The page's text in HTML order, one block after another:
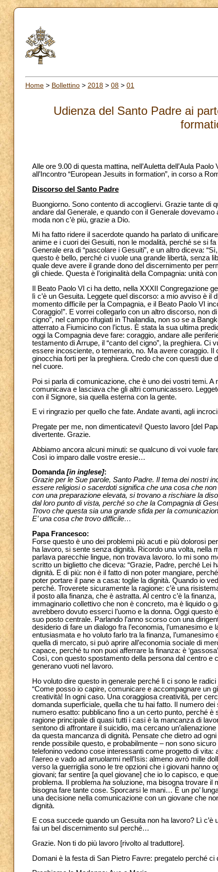
Home > Bollettino > 2018 > 08 > 01
Udienza del Santo Padre ai
Alle ore 9.00 di questa mattina, nell’Auletta dell’Aula
all’Incontro “European Jesuits in formation”, in corso a
Discorso del Santo Padre
Buongiorno. Sono contento di accogliervi. Grazie tante di
andare dal Generale, e quando con il Generale
moda non c’è più, grazie a Dio.
Mi ha fatto ridere il sacerdote quando ha parlato di
anime e i cuori dei Gesuiti, non le modalità, perché se si
Generale era di “pascolare i Gesuiti”, e un altro diceva:
questo è bello, perché ci vuole una grande libertà, senza
quale deve avere il grande dono del discernimento per
gli chiede. Questa è l’originalità della Compagnia: unità
Il Beato Paolo VI ci ha detto, nella XXXII Congregazione
lì c’è un Gesuita. Leggete quel discorso: a mio avviso è
momento difficile per la Compagnia, e il Beato Paolo VI
Coraggio!”. E vorrei collegarlo con un altro discorso, non
cigno”, nel campo rifugiati in Thailandia, non so se a
atterrato a Fiumicino con l’ictus. È stata la sua ultima
oggi la Compagnia deve fare: coraggio, andare alle
testamento di Arrupe, il “canto del cigno”, la preghiera.
essere incosciente, o temerario, no. Ma avere coraggio.
ginocchia forti per la preghiera. Credo che con questi due
nel cuore.
Poi si parla di comunicazione, che è uno dei vostri temi.
comunicava e lasciava che gli altri comunicassero.
con il Signore, sia quella esterna con la gente.
E vi ringrazio per quello che fate. Andate avanti, agli
Pregate per me, non dimenticatevi! Questo lavoro [del
divertente. Grazie.
Abbiamo ancora alcuni minuti: se qualcuno di voi vuole
Così io imparo dalle vostre eresie…
Domanda[in inglese]:
Grazie per le Sue parole, Santo Padre. Il tema dei nostri
essere religiosi o sacerdoti significa che una cosa che
con una preparazione elevata, si trovano a rischiare la
dal loro punto di vista, perché so che la Compagnia di
Trovo che questa sia una grande sfida per la
E’ una cosa che trovo difficile…
Papa Francesco:
Forse questo è uno dei problemi più acuti e più dolorosi
ha lavoro, si sente senza dignità. Ricordo una volta, nella
parlava parecchie lingue, non trovava lavoro. Io mi sono
scritto un biglietto che diceva: “Grazie, Padre, perché Lei
dignità. E di più: non è il fatto di non poter mangiare,
poter portare il pane a casa: toglie la dignità. Quando io
perché. Troverete sicuramente la ragione: c’è una
il posto alla finanza, che è astratta. Al centro c’è la
immaginario collettivo che non è concreto, ma è liquido o
avrebbero dovuto esserci l’uomo e la donna. Oggi
suo posto centrale. Parlando l’anno scorso con una
desiderio di fare un dialogo fra l’economia, l’umanesimo
entusiasmata e ho voluto farlo tra la finanza,
quella di mercato, si può aprire all’economia sociale di
capace, perché tu non puoi afferrare la finanza: è
Così, con questo spostamento della persona dal centro e
generano vuoti nel lavoro.
Ho voluto dire questo in generale perché lì ci sono le
“Come posso io capire, comunicare e accompagnare un
creatività! In ogni caso. Una coraggiosa creatività, per
domanda superficiale, quella che tu hai fatto. Il numero
numero esatto: pubblicano fino a un certo punto, perché
ragione principale di quasi tutti i casi è la mancanza di
sentono di affrontare il suicidio, ma cercano
da questa mancanza di dignità. Pensate che dietro ad
rende possibile questo, e probabilmente – non sono
telefonino vedono cose interessanti come progetto di
l’aereo e vado ad arruolarmi nell’Isis: almeno avrò mille
verso la guerriglia sono le tre opzioni che i giovani hanno
giovani; far sentire [a quel giovane] che io lo capisco, e
problema. Il problema ha soluzione, ma bisogna trovare il
bisogna fare tante cose. Sporcarsi le mani… È un po’
una decisione nella comunicazione con un giovane che
dignità.
E cosa succede quando un Gesuita non ha lavoro? Lì
fai un bel discernimento sul perché…
Grazie. Non ti do più lavoro [rivolto al traduttore].
Domani è la festa di San Pietro Favre: pregatelo perché